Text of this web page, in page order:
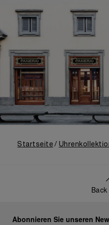
Startseite
Abonnieren Sie unseren